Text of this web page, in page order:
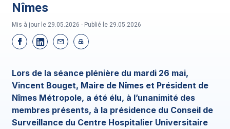
Nîmes
Mis à jour le 29.05.2026 - Publié le 29.05.2026
Lors de la séance plénière du mardi 26 mai,
Vincent Bouget, Maire de Nîmes et Président de
Nîmes Métropole, a été élu, à l’unanimité des
membres présents, à la présidence du Conseil de
Surveillance du Centre Hospitalier Universitaire